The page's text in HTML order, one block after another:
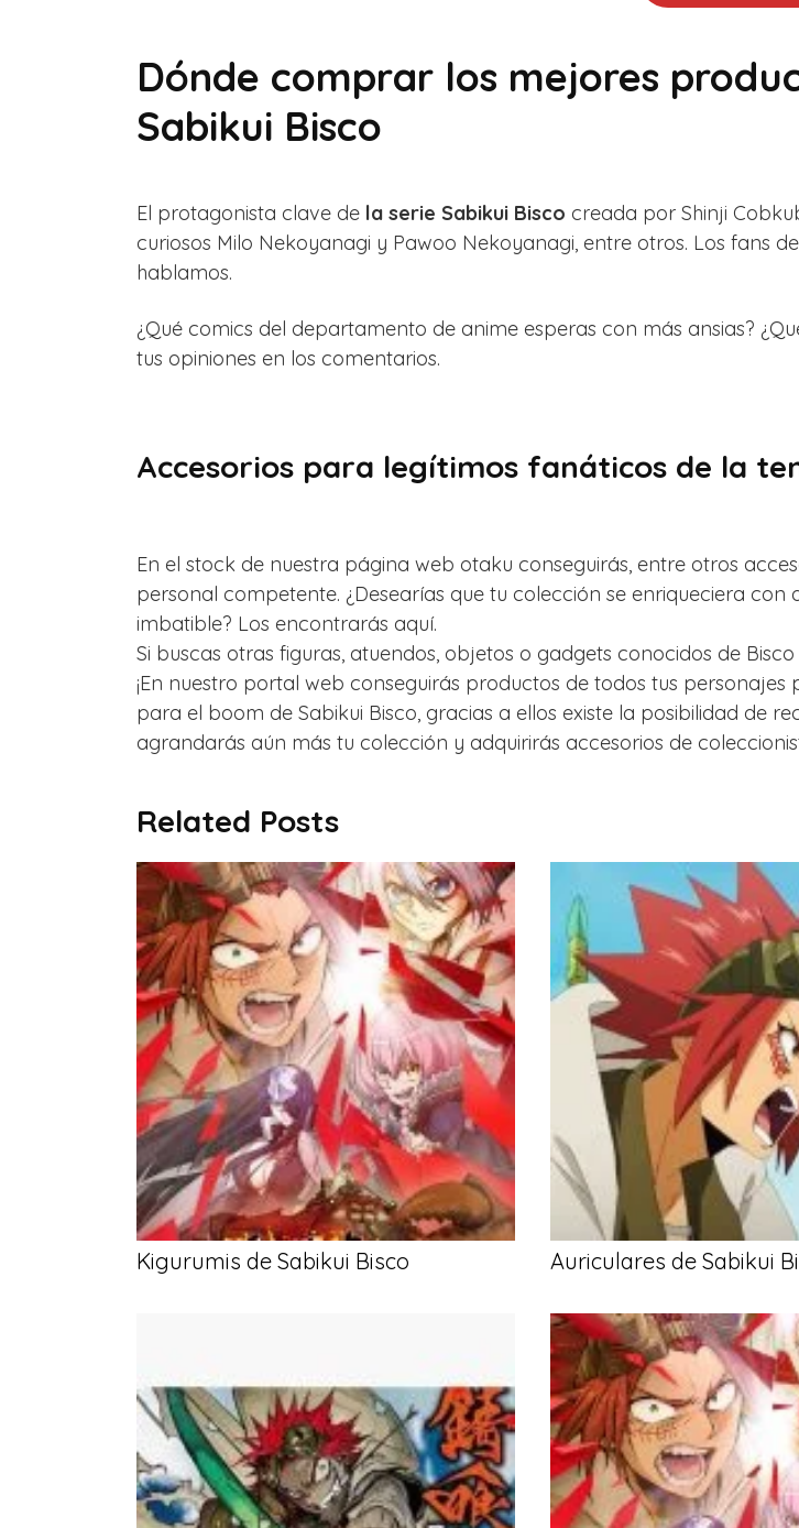
Dónde comprar los mejores
Sabikui Bisco
El protagonista clave de la serie Sabikui Bisco creada por Shinji
curiosos Milo Nekoyanagi y Pawoo Nekoyanagi, entre otros. Los fans
hablamos.
¿Qué comics del departamento de anime esperas con más ansias?
tus opiniones en los comentarios.
Accesorios para legítimos fanáticos de la
En el stock de nuestra página web otaku conseguirás, entre otros
personal competente. ¿Desearías que tu colección se enriqueciera
imbatible? Los encontrarás aquí.
Si buscas otras figuras, atuendos, objetos o gadgets conocidos de
¡En nuestro portal web conseguirás productos de todos tus personajes
para el boom de Sabikui Bisco, gracias a ellos existe la posibilidad de
agrandarás aún más tu colección y adquirirás accesorios de
Related Posts
Kigurumis de Sabikui Bisco Auriculares de Sabikui